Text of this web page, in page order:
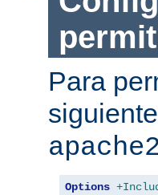
Para
Options